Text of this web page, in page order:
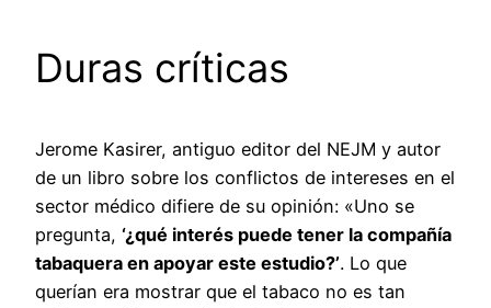
Duras críticas
Jerome Kasirer, antiguo editor del NEJM y autor
de un libro sobre los conflictos de intereses en el
sector médico difiere de su opinión: «Uno se
pregunta, ‘¿qué interés puede tener la compañía
tabaquera en apoyar este estudio?’. Lo que
querían era mostrar que el tabaco no es tan